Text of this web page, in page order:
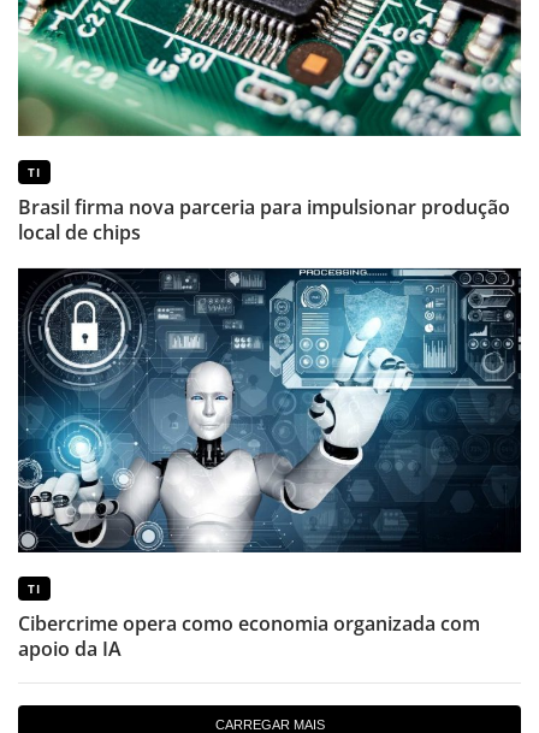
TI
Brasil firma nova parceria para impulsionar produção
local de chips
TI
Cibercrime opera como economia organizada com
apoio da IA
CARREGAR MAIS